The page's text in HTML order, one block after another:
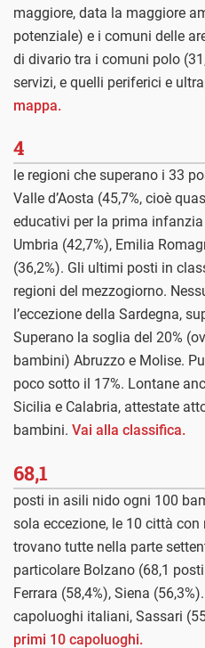
maggiore, data la maggiore
potenziale) e i comuni delle
di divario tra i comuni polo
servizi, e quelli periferici e
mappa.
4
le regioni che superano i 33
Valle d’Aosta (45,7%, cioè
educativi per la prima
Umbria (42,7%), Emilia
(36,2%). Gli ultimi posti in
regioni del mezzogiorno.
l’eccezione della Sardegna,
Superano la soglia del 20%
bambini) Abruzzo e Molise.
poco sotto il 17%. Lontane
Sicilia e Calabria, attestate
bambini. Vai alla classifica.
68,1
posti in asili nido ogni 100
sola eccezione, le 10 città
trovano tutte nella parte
particolare Bolzano (68,1
Ferrara (58,4%), Siena
capoluoghi italiani, Sassari
primi 10 capoluoghi.